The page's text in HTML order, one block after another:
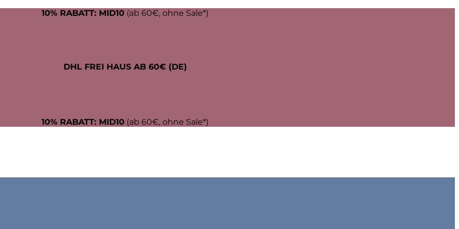
10% RABATT: MID10 (ab 60€, ohne Sale*)
DHL FREI HAUS AB 60€ (DE)
10% RABATT: MID10 (ab 60€, ohne Sale*)